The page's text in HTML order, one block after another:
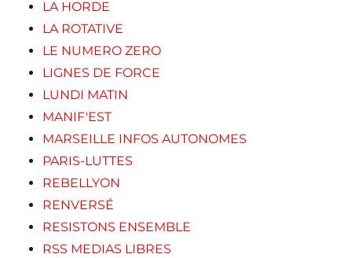
LA HORDE
LA ROTATIVE
LE NUMERO ZERO
LIGNES DE FORCE
LUNDI MATIN
MANIF'EST
MARSEILLE INFOS AUTONOMES
PARIS-LUTTES
REBELLYON
RENVERSÉ
RESISTONS ENSEMBLE
RSS MEDIAS LIBRES